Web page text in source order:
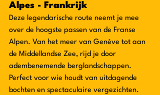
Alpes - Frankrijk
Deze legendarische route neemt je mee
over de hoogste passen van de Franse
Alpen. Van het meer van Genève tot aan
de Middellandse Zee, rijd je door
adembenemende berglandschappen.
Perfect voor wie houdt van uitdagende
bochten en spectaculaire vergezichten.